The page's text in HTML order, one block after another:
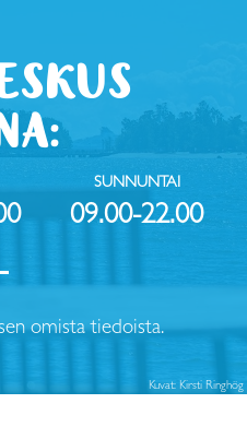
SUNNUNTAI
09.00-22.00
omista tiedoista.
Kuvat: Kirsti Ringhög